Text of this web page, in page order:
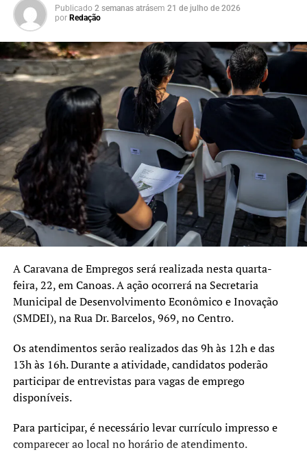
Publicado 2 semanas atrásem 21 de julho de 2026
por Redação
A Caravana de Empregos será realizada nesta quarta-
feira, 22, em Canoas. A ação ocorrerá na Secretaria
Municipal de Desenvolvimento Econômico e Inovação
(SMDEI), na Rua Dr. Barcelos, 969, no Centro.
Os atendimentos serão realizados das 9h às 12h e das
13h às 16h. Durante a atividade, candidatos poderão
participar de entrevistas para vagas de emprego
disponíveis.
Para participar, é necessário levar currículo impresso e
comparecer ao local no horário de atendimento.